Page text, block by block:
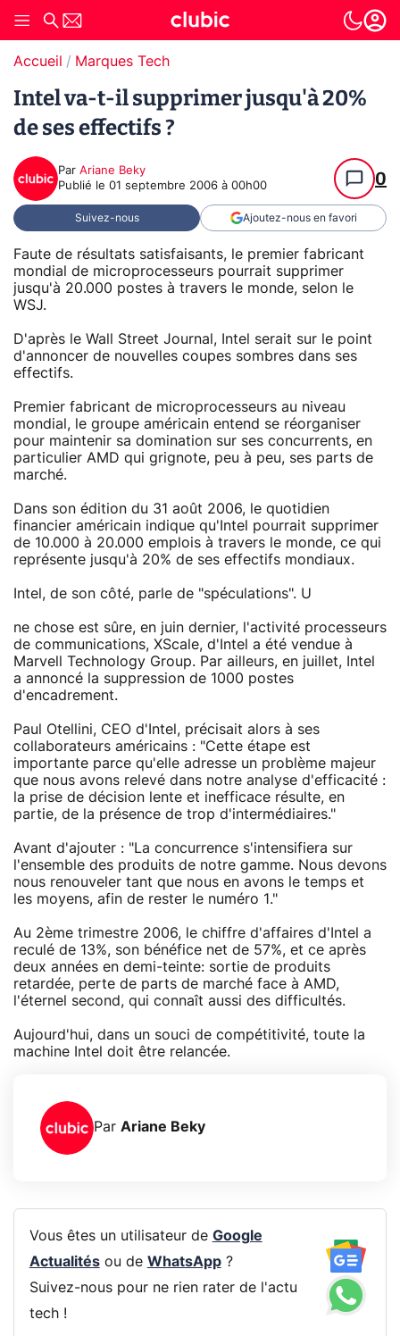
Accueil Marques Tech
Intel va-t-il supprimer jusqu'à 20%
de ses effectifs ?
Par Ariane Beky
Publié le 01 septembre 2006 à 00h00 0
Suivez-nous Ajoutez-nous en favori
Faute de résultats satisfaisants, le premier fabricant
mondial de microprocesseurs pourrait supprimer
jusqu'à 20.000 postes à travers le monde, selon le
WSJ.
D'après le Wall Street Journal, Intel serait sur le point
d'annoncer de nouvelles coupes sombres dans ses
effectifs.
Premier fabricant de microprocesseurs au niveau
mondial, le groupe américain entend se réorganiser
pour maintenir sa domination sur ses concurrents, en
particulier AMD qui grignote, peu à peu, ses parts de
marché.
Dans son édition du 31 août 2006, le quotidien
financier américain indique qu'Intel pourrait supprimer
de 10.000 à 20.000 emplois à travers le monde, ce qui
représente jusqu'à 20% de ses effectifs mondiaux.
Intel, de son côté, parle de "spéculations". U
ne chose est sûre, en juin dernier, l'activité processeurs
de communications, XScale, d'Intel a été vendue à
Marvell Technology Group. Par ailleurs, en juillet, Intel
a annoncé la suppression de 1000 postes
d'encadrement.
Paul Otellini, CEO d'Intel, précisait alors à ses
collaborateurs américains : "Cette étape est
importante parce qu'elle adresse un problème majeur
que nous avons relevé dans notre analyse d'efficacité :
la prise de décision lente et inefficace résulte, en
partie, de la présence de trop d'intermédiaires."
Avant d'ajouter : "La concurrence s'intensifiera sur
l'ensemble des produits de notre gamme. Nous devons
nous renouveler tant que nous en avons le temps et
les moyens, afin de rester le numéro 1."
Au 2ème trimestre 2006, le chiffre d'affaires d'Intel a
reculé de 13%, son bénéfice net de 57%, et ce après
deux années en demi-teinte: sortie de produits
retardée, perte de parts de marché face à AMD,
l'éternel second, qui connaît aussi des difficultés.
Aujourd'hui, dans un souci de compétitivité, toute la
machine Intel doit être relancée.
Par Ariane Beky
Vous êtes un utilisateur de Google
Actualitésou de WhatsApp?
Suivez-nous pour ne rien rater de l'actu
tech !